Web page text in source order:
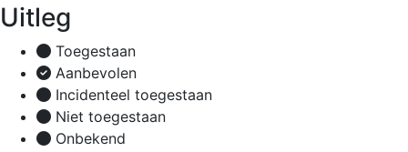
Uitleg
Toegestaan
Aanbevolen
Incidenteel toegestaan
Niet toegestaan
Onbekend